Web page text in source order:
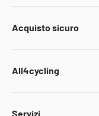
Acquisto sicuro
All4cycling
Servizi